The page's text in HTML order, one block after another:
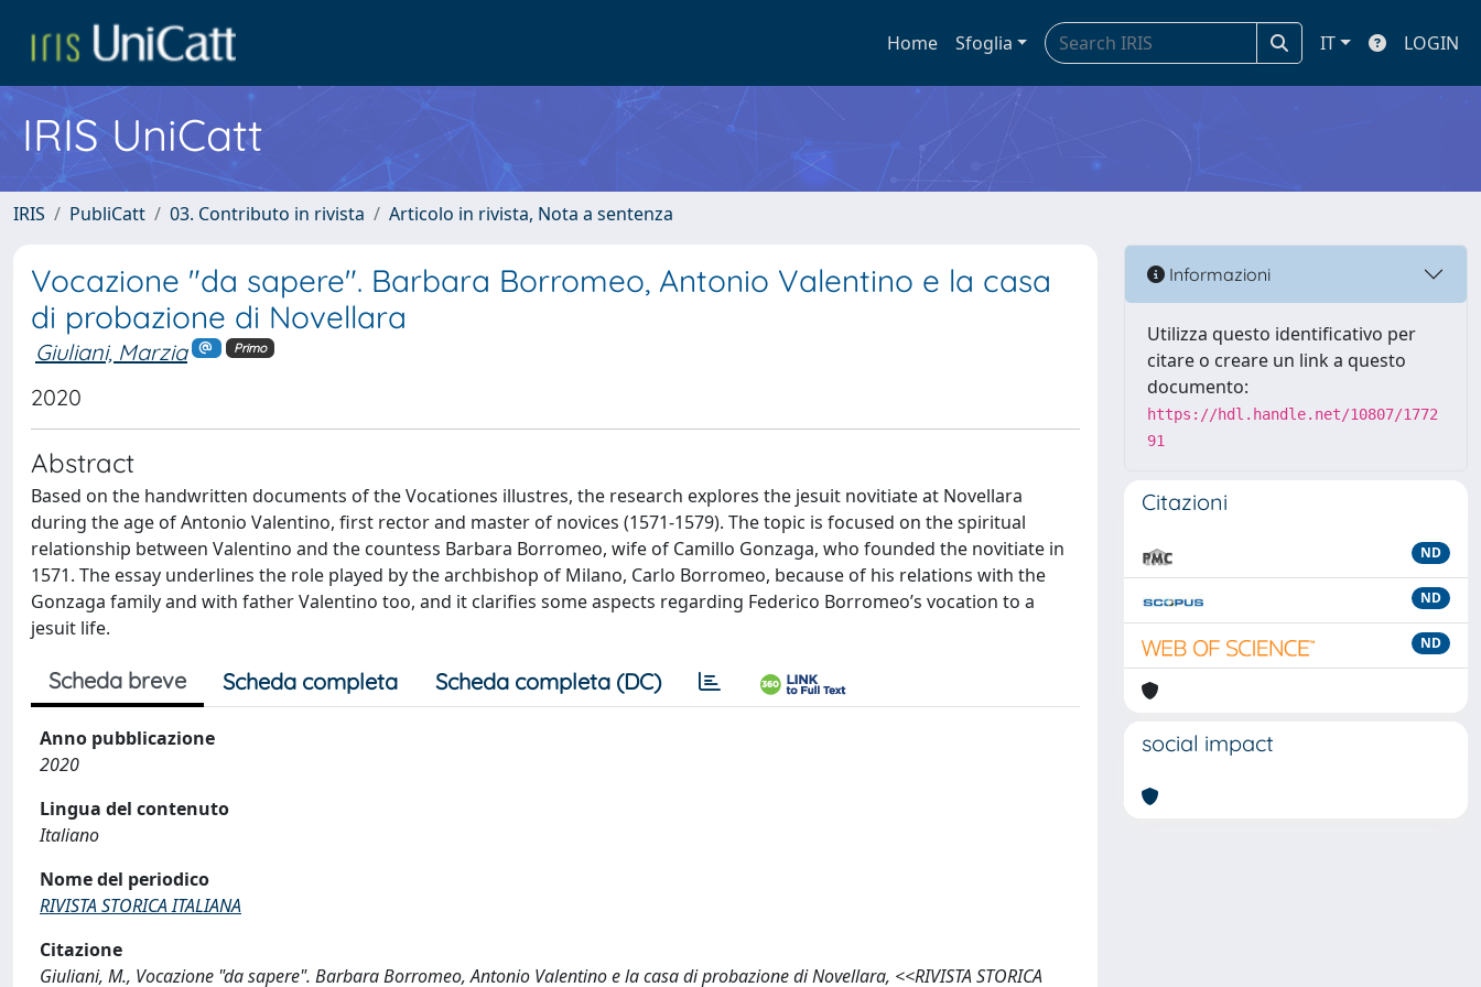
Home Sfoglia IT LOGIN
IRIS UniCatt
IRIS PubliCatt 03. Contributo in rivista Articolo in rivista, Nota a sentenza
Vocazione "da sapere". Barbara Borromeo, Antonio Valentino e la casa
di probazione di Novellara
Giuliani, Marzia Primo
2020
Abstract
Based on the handwritten documents of the Vocationes illustres, the research explores the jesuit novitiate at Novellara
during the age of Antonio Valentino, first rector and master of novices (1571-1579). The topic is focused on the spiritual
relationship between Valentino and the countess Barbara Borromeo, wife of Camillo Gonzaga, who founded the novitiate in
1571. The essay underlines the role played by the archbishop of Milano, Carlo Borromeo, because of his relations with the
Gonzaga family and with father Valentino too, and it clarifies some aspects regarding Federico Borromeo’s vocation to a
jesuit life.
Scheda breve Scheda completa Scheda completa (DC)
Anno pubblicazione
2020
Lingua del contenuto
Italiano
Nome del periodico
RIVISTA STORICA ITALIANA
Citazione
Giuliani, M., Vocazione "da sapere". Barbara Borromeo, Antonio Valentino e la casa di probazione di Novellara, <<RIVISTA STORICA
Informazioni
Utilizza questo identificativo per
citare o creare un link a questo
documento:
https://hdl.handle.net/10807/1772
91
Citazioni
ND
ND
ND
social impact